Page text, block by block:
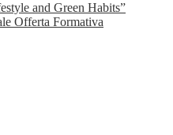
and Green Habits”
Offerta Formativa